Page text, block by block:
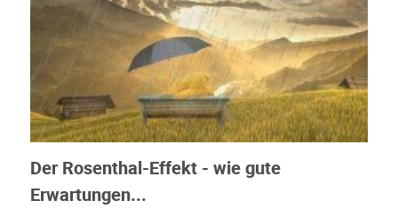
Der Rosenthal-Effekt - wie gute
Erwartungen...